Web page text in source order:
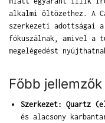
alkalmi öltözethez. A
szerkezeti adottságai
fókuszálnak, amivel a
megelégedést
Főbb
Szerkezet: Quartz
és alacsony